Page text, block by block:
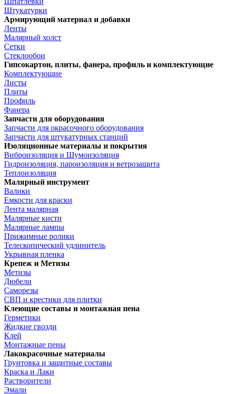
Штукатурки
Армирующий материал и добавки
Ленты
Малярный холст
Сетки
Стеклообои
Гипсокартон, плиты, фанера, профиль и комплектующие
Комплектующие
Листы
Плиты
Профиль
Фанера
Запчасти для оборудования
Запчасти для окрасочного оборудования
Запчасти для штукатурных станций
Изоляционные материалы и покрытия
Виброизоляция и Шумоизоляция
Гидроизоляция, пароизоляция и ветрозащита
Теплоизоляция
Малярный инструмент
Валики
Емкости для краски
Лента малярная
Малярные кисти
Малярные лампы
Прижимные ролики
Телескопический удлинитель
Укрывная пленка
Крепеж и Метизы
Метизы
Дюбели
Саморезы
СВП и крестики для плитки
Клеющие составы и монтажная пена
Герметики
Жидкие гвозди
Клей
Монтажные пены
Лакокрасочные материалы
Грунтовка и защитные составы
Краска и Лаки
Растворители
Эмали